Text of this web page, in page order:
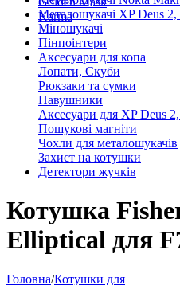
Karma
Металошукачі XP Deus
Міношукачі
Пінпоінтери
Аксесуари для копа
Лопати, Скуби
Рюкзаки та сумки
Навушники
Аксесуари для XP Deus
Пошукові магніти
Чохли для металошукачів
Захист на котушки
Детектори жучків
Котушка
Elliptical для
Головна/Котушки для